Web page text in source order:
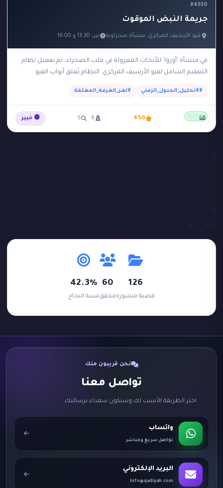
#4550
جريمة النبض الموقوت
قبو الأرشيف المركزي، منشأة صحراوية بين 13:30 و 16:00
في منشأة 'أوروا' للأبحاث المعزولة في قلب الصحراء، تم تفعيل نظام
التعقيم الشامل لقبو الأرشيف المركزي. النظام يُغلق أبواب القبو
##تحليل_الجدول_الزمني #لغز_الغرفة_المغلقة
مجانية 450
6
5 🟣 خبير 📖
126
قضية منشورة
60
محقق
42.3%
نسبة النجاح
نحن قريبون منك
تواصل معنا
اختر الطريقة الأنسب لك وسنكون سعداء برسالتك.
واتساب
تواصل سريع ومباشر
البريد الإلكتروني
info@qadiyah.com